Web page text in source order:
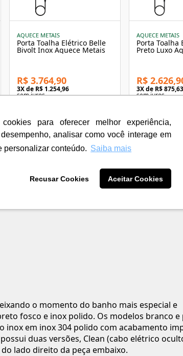
cookies para oferecer melhor experiência,
analisar como você interage em
personalizar conteúdo. Saiba mais
Recusar Cookies Aceitar Cookies
AQUECE METAIS
Porta Toalha Elétrico Belle
Bivolt Inox Aquece Metais
R$ 3.764,90
3X de R$ 1.254,96
sem juros
AQUECE METAIS
Porta Toalha
Preto Luxo
R$
3X de R$ 875,63
sem juros
o momento do banho mais especial e
fosco e inox polido. Os modelos branco
em inox 304 polido com acabamento
duas versões, Clean (cabo elétrico
lado direito da peça embaixo.